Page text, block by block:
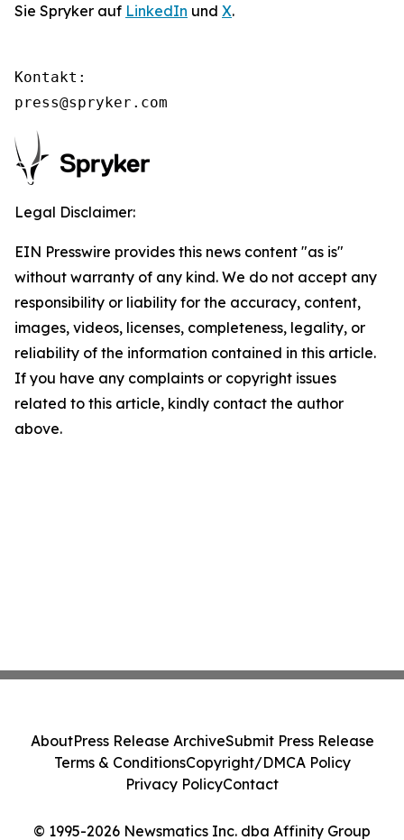
Sie Spryker auf LinkedIn und X.
Kontakt:
press@spryker.com
Legal Disclaimer:
EIN Presswire provides this news content "as is"
without warranty of any kind. We do not accept any
responsibility or liability for the accuracy, content,
images, videos, licenses, completeness, legality, or
reliability of the information contained in this article.
If you have any complaints or copyright issues
related to this article, kindly contact the author
above.
© 1995-2026 Newsmatics Inc. dba Affinity Group
AboutPress Release ArchiveSubmit Press Release
Terms & ConditionsCopyright/DMCA Policy
Privacy PolicyContact